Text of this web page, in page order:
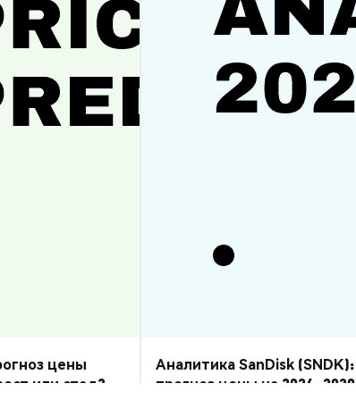
цены
или спад?
Аналитика SanDisk (SNDK):
прогноз цены на 2026–2030,